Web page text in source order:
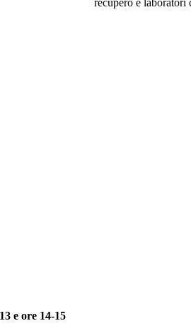
recupero e laboratori
e ore 14-15